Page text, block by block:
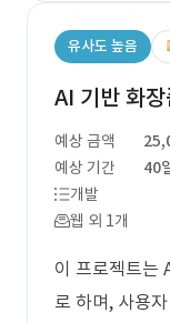
유사도 높음
AI 기반 화
예상 금액
예상 기간
40
개발
웹 외 1개
이 프로젝트는
로 하며, 사용